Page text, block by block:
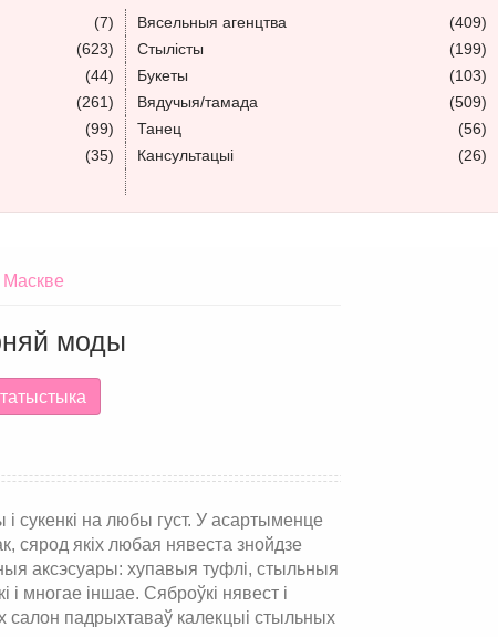
(7) Вясельныя агенцтва
(409)
(623) Стылісты
(199)
(44) Букеты
(103)
(261) Вядучыя/тамада
(509)
(99) Танец
(56)
(35) Кансультацыі
(26)
моды
сукенкі на любы густ. У асартыменце
сярод якіх любая нявеста знойдзе
аксэсуары: хупавыя туфлі, стыльныя
многае іншае. Сяброўкі нявест і
салон падрыхтаваў калекцыі стыльных